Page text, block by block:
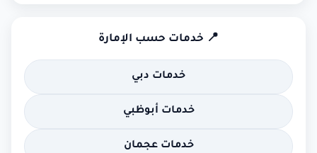
📍 خدمات حسب الإمارة
خدمات دبي
خدمات أبوظبي
خدمات عجمان